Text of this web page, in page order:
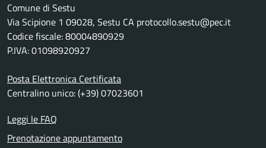
Comune di Sestu
Via Scipione 1 09028, Sestu CA protocollo.sestu@pec.it
Codice fiscale: 80004890929
P.IVA: 01098920927
Posta Elettronica Certificata
Centralino unico: (+39) 07023601
Leggi le FAQ
Prenotazione appuntamento